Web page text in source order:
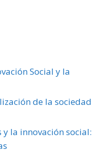
Social y la
de la sociedad
la innovación social: